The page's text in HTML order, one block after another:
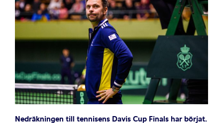
Nedräkningen till tennisens Davis Cup Finals har börjat.